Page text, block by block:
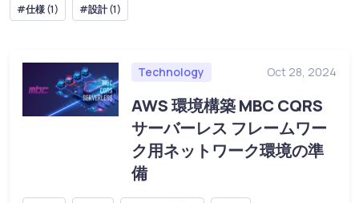
#仕様 (1) #設計 (1)
Technology Oct 28, 2024
AWS 環境構築 MBC CQRS
サーバーレス フレームワー
ク用ネットワーク環境の準
備